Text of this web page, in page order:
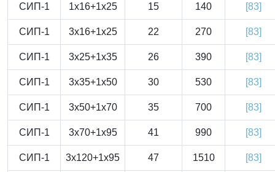
СИП-1 1x16+1x25 15 140 [83]
СИП-1 3x16+1x25 22 270 [83]
СИП-1 3x25+1x35 26 390 [83]
СИП-1 3x35+1x50 30 530 [83]
СИП-1 3x50+1x70 35 700 [83]
СИП-1 3x70+1x95 41 990 [83]
СИП-1 3x120+1x95 47 1510 [83]